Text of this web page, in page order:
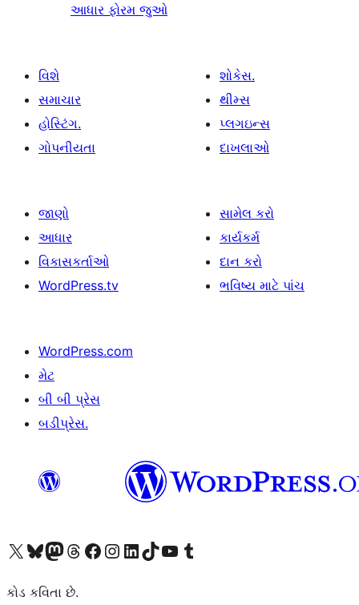
આધાર ફોરમ જુઓ
વિશે
સમાચાર
હોસ્ટિંગ.
ગોપનીયતા
શોકેસ.
થીમ્સ
પ્લગઇન્સ
દાખલાઓ
જાણો
આધાર
વિકાસકર્તાઓ
WordPress.tv
સામેલ કરો
કાર્યકર્મ
દાન કરો
ભવિષ્ય માટે પાંચ
WordPress.com
મેટ
બી બી પ્રેસ
બડીપ્રેસ.
અમારા X (અગાઉ ટ્વિટર) એકાઉન્ટની મુલાકાત લોઅમારા Bluesky એકાઉન્ટની મુલાકાત લોઅમારા માસ્ટોડોન એકાઉન્ટની મુલાકાત લોઅમારા Threads એકાઉન્ટની મુલાકાત લો અમારા ફેસબુક પેજની મુલાકાત લોઅમારા ઇન્સ્ટાગ્રામ એકાઉન્ટની મુલાકાત લો અમારા LinkedIn એકાઉન્ટની મુલાકાત લોઅમારા TikTok એકાઉન્ટની મુલાકાત લોઅમારી YouTube ચેનલની મુલાકાત લો અમારા Tumblr એકાઉન્ટની મુલાકાત લો
કોડ કવિતા છે.